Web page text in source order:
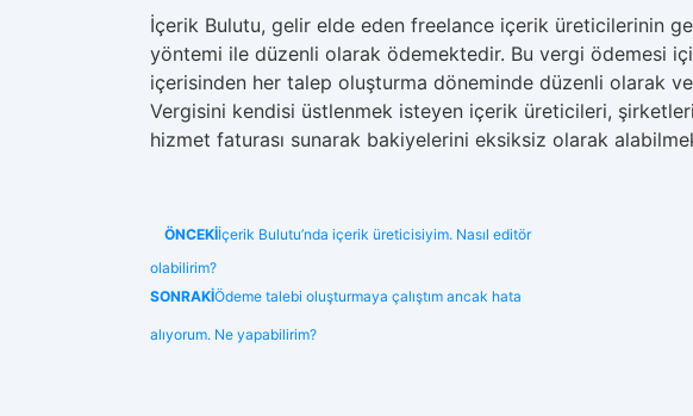
İçerik Bulutu, gelir elde eden freelance içerik üreticilerinin
yöntemi ile düzenli olarak ödemektedir. Bu vergi ödemesi
içerisinden her talep oluşturma döneminde düzenli olarak
Vergisini kendisi üstlenmek isteyen içerik üreticileri,
hizmet faturası sunarak bakiyelerini eksiksiz olarak
ÖNCEKİİçerik Bulutu’nda içerik üreticisiyim. Nasıl editör
olabilirim?
SONRAKİÖdeme talebi oluşturmaya çalıştım ancak hata
alıyorum. Ne yapabilirim?